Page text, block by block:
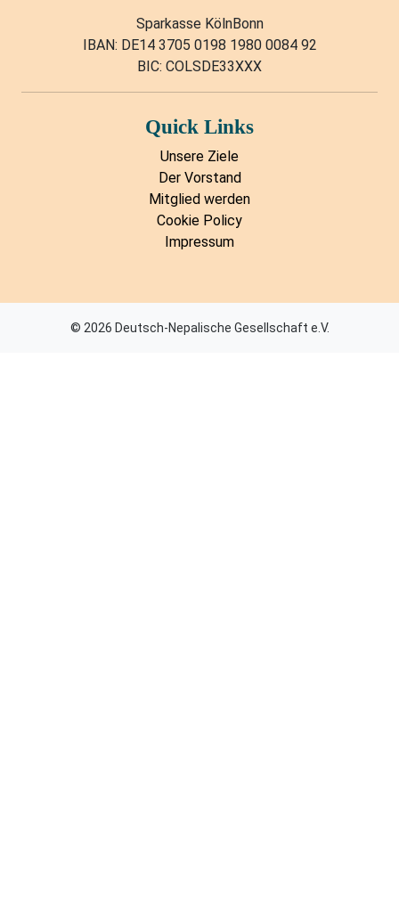
Sparkasse KölnBonn
IBAN: DE14 3705 0198 1980 0084 92
BIC: COLSDE33XXX
Quick Links
Unsere Ziele
Der Vorstand
Mitglied werden
Cookie Policy
Impressum
© 2026 Deutsch-Nepalische Gesellschaft e.V.